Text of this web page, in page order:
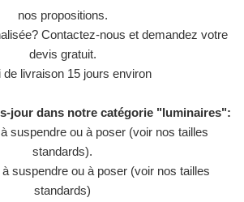
nos propositions.
Contactez-nous et demandez votre
devis gratuit.
de livraison 15 jours environ
jour dans notre catégorie "luminaires":
suspendre ou à poser (voir nos tailles
standards).
à suspendre ou à poser (voir nos tailles
standards)